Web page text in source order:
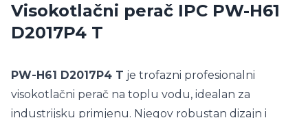
Visokotlačni perač IPC PW-H61
D2017P4 T
PW-H61 D2017P4 T je trofazni profesionalni
visokotlačni perač na toplu vodu, idealan za
industrijsku primjenu. Njegov robustan dizajn i